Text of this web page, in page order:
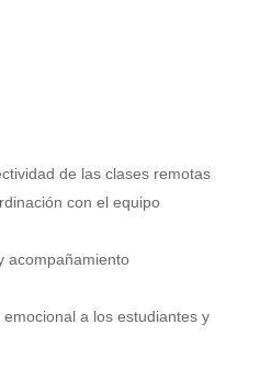
de las clases remotas
con el equipo
acompañamiento
emocional a los estudiantes y